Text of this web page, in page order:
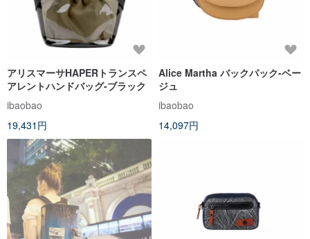
アリスマーサHAPERトランスペ
アレントハンドバッグ-ブラック
ibaobao
19,431円
Alice Martha バックパック-ベー
ジュ
ibaobao
14,097円